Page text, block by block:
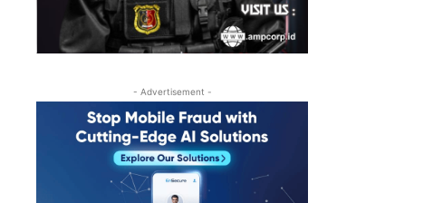
- Advertisement -